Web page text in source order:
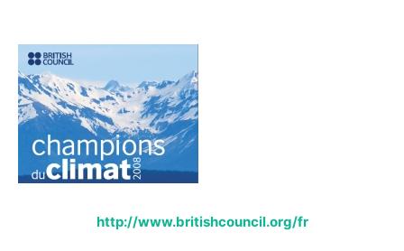
http://www.britishcouncil.org/fr